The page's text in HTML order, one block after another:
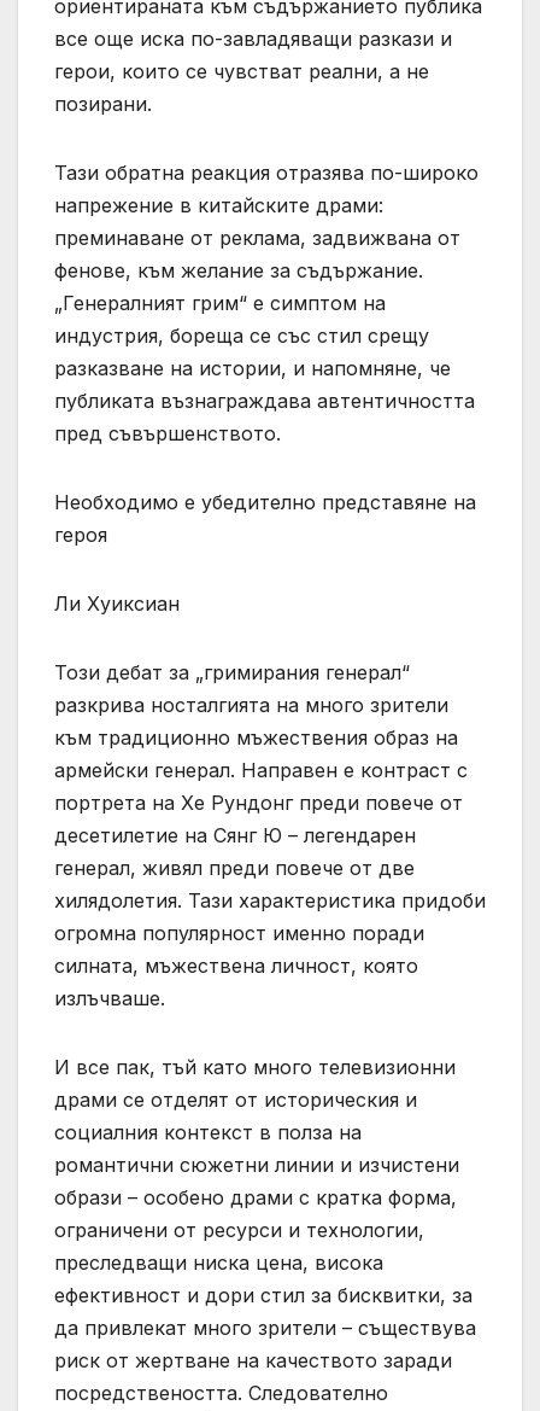
ориентираната към съдържанието публика
все още иска по-завладяващи разкази и
герои, които се чувстват реални, а не
позирани.
Тази обратна реакция отразява по-широко
напрежение в китайските драми:
преминаване от реклама, задвижвана от
фенове, към желание за съдържание.
„Генералният грим“ е симптом на
индустрия, бореща се със стил срещу
разказване на истории, и напомняне, че
публиката възнаграждава автентичността
пред съвършенството.
Необходимо е убедително представяне на
героя
Ли Хуиксиан
Този дебат за „гримирания генерал“
разкрива носталгията на много зрители
към традиционно мъжествения образ на
армейски генерал. Направен е контраст с
портрета на Хе Рундонг преди повече от
десетилетие на Сянг Ю – легендарен
генерал, живял преди повече от две
хилядолетия. Тази характеристика придоби
огромна популярност именно поради
силната, мъжествена личност, която
излъчваше.
И все пак, тъй като много телевизионни
драми се отделят от историческия и
социалния контекст в полза на
романтични сюжетни линии и изчистени
образи – особено драми с кратка форма,
ограничени от ресурси и технологии,
преследващи ниска цена, висока
ефективност и дори стил за бисквитки, за
да привлекат много зрители – съществува
риск от жертване на качеството заради
посредствеността. Следователно